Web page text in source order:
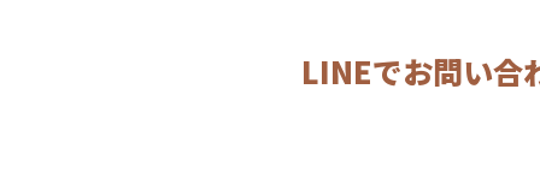
LINEでお問い合